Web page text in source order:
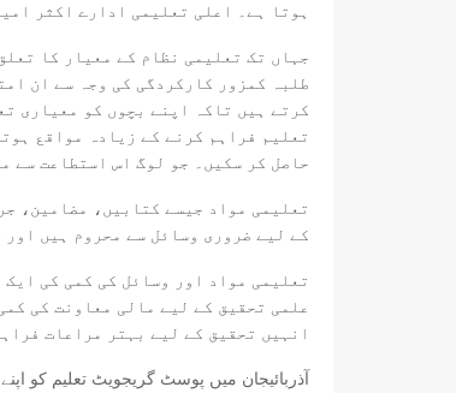
ہوتا ہے۔ اعلی تعلیمی ادارے اکثر
جہاں تک تعلیمی نظام کے معیار کا
کرتے ہیں تاکہ اپنے بچوں کو معیاری
تعلیم فراہم کرنے کے زیادہ مواقع
حاصل کر سکیں۔ جو لوگ اس استطاعت سے
تعلیمی مواد جیسے کتابیں، مضامین،
کے لیے ضروری وسائل سے محروم ہیں
تعلیمی مواد اور وسائل کی کمی کی
علمی تحقیق کے لیے مالی معاونت کی
انہیں تحقیق کے لیے بہتر مراعات
آذربائیجان میں پوسٹ گریجویٹ تعلیم کو